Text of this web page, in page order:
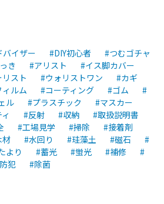
バイザー DIY初心者
つむゴチャ
き アリスト
イス脚カバー
リスト ウォリストワン
カギ
ルム コーティング
ゴム
ル プラスチック
マスカー
反射 収納
取扱説明書
工場見学 掃除
接着剤
材 水回り 珪藻土
磁石
より 蓄光 蛍光
補修
防犯 除菌